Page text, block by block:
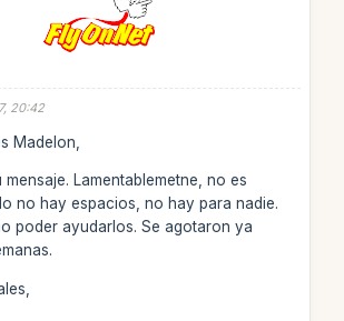
20:42
Madelon,
Lamentablemetne, no es
no hay espacios, no hay para nadie.
poder ayudarlos. Se agotaron ya